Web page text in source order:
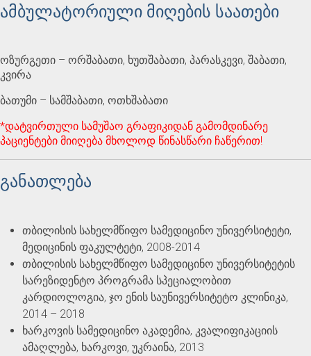
ამბულატორიული მიღების საათები
ოზურგეთი – ორშაბათი, ხუთშაბათი, პარასკევი, შაბათი,
კვირა
ბათუმი – სამშაბათი, ოთხშაბათი
*დატვირთული სამუშაო გრაფიკიდან გამომდინარე
პაციენტები მიიღება მხოლოდ წინასწარი ჩაწერით!
განათლება
თბილისის სახელმწიფო სამედიცინო უნივერსიტეტი,
მედიცინის ფაკულტეტი, 2008-2014
თბილისის სახელმწიფო სამედიცინო უნივერსიტეტის
სარეზიდენტო პროგრამა სპეციალობით
კარდიოლოგია, ჯო ენის საუნივერსიტეტო კლინიკა,
2014 – 2018
ხარკოვის სამედიცინო აკადემია, კვალიფიკაციის
ამაღლება, ხარკოვი, უკრაინა, 2013